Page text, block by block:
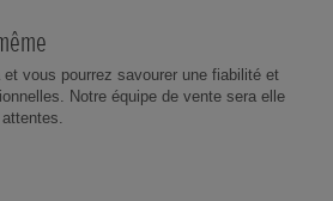
vous pourrez savourer une fiabilité et
Notre équipe de vente sera elle